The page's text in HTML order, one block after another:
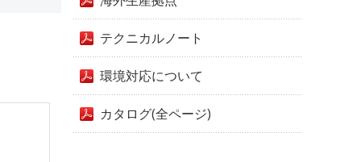
テクニカルノート
環境対応について
カタログ(全ページ)